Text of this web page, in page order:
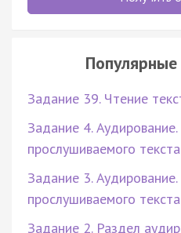
Задание 39. Чтение
Задание 4.
прослушиваемого текста
Задание 3.
прослушиваемого текста
Задание 2. Раздел